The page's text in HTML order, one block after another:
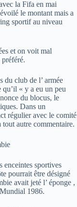
la Fifa en mai
le montant mais a
sportif au niveau
et on voit mal
du club de l’ armée
qu’il « y a eu un peu
du blocus, le
Dans un
régulier avec le comité
tout autre commentaire.
enceintes sportives
pourrait être désigné
avait jeté l’ éponge ,
1986.